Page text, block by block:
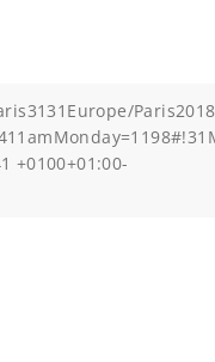
+0100+01:00-